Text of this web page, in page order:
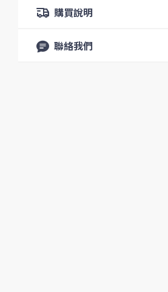
購買說明
聯絡我們